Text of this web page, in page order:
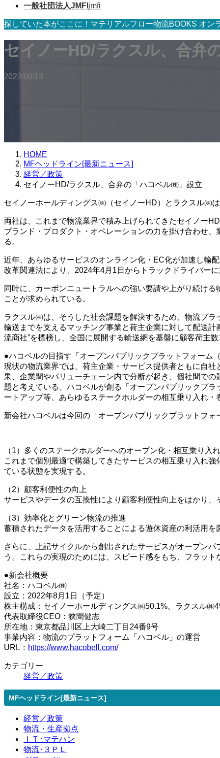
一般社団法人JMFI jmfi
探していた本がここに！マテリアルフロー物流BOOKS オン
セイノーHD/ラクスル、合弁
2022/06/13
HOME
MFヘッドライン[最新ニュース]
経営／政策
セイノーHD/ラクスル、合弁の「ハコベル㈱」設立
セイノーホールディングス㈱（セイノーHD）とラクスル㈱
両社は、これまで物流業界で積み上げられてきたセイノー
ブランド・プロダクト・オペレーションの力を掛け合わせ
る。
近年、あらゆるサービスのオンライン化・EC化が加速し輸
改革関連法により、2024年4月1日からトラックドライバー
同時に、カーボンニュートラルへの強い要請や上がり続け
ことが求められている。
ラクスル㈱は、そうした社会課題を解決するため、物流プ
輸送までを支えるマッチング事業と荷主企業に対して配送
流商社”を標榜し、全国に展開する輸送網を基盤に顧客荷主
●ハコベルの目指す「オープンパブリックプラットフォーム（
現状の物流業界では、荷主企業・サービス提供者ともに自
果、企業間やバリューチェーン内で分断が起き、個社間で
題と考えている。ハコベルが創る「オープンパブリックプ
ートアップ等、あらゆるステークホルダーの相互乗り入れ
新会社ハコベルは今回の「オープンパブリックプラットフ
（1）多くのステークホルダーへのオープン化・相互乗り入れ
これまで個別最適で構築してきたサービスの相互乗り入れ
ている状態を実現する。
（2）顧客利便性の向上
サービスやデータの互換性により顧客利便性向上をはかり
（3）効率化とグリーン物流の推進
蓄積されたデータを活用することによる遊休資産の利活用
さらに、上記サイクルから創出されたサービスがオープン
う。これらの実現のためには、スピード感をもち、フラッ
●新会社概要
社名：ハコベル㈱
設立：2022年8月1日（予定）
株主構成：セイノーホールディングス㈱50.1%、ラクスル㈱
代表取締役CEO：狭間健志
所在地：東京都品川区上大崎二丁目24番9号
事業内容：物流のプラットフォーム「ハコベル」の運営
URL： https://www.hacobell.com/
カテゴリー
経営／政策
MFヘッドライン[最新ニュース]
経営／政策
物流・生産拠点
ＩＴ･マテハン
物流･３ＰＬ